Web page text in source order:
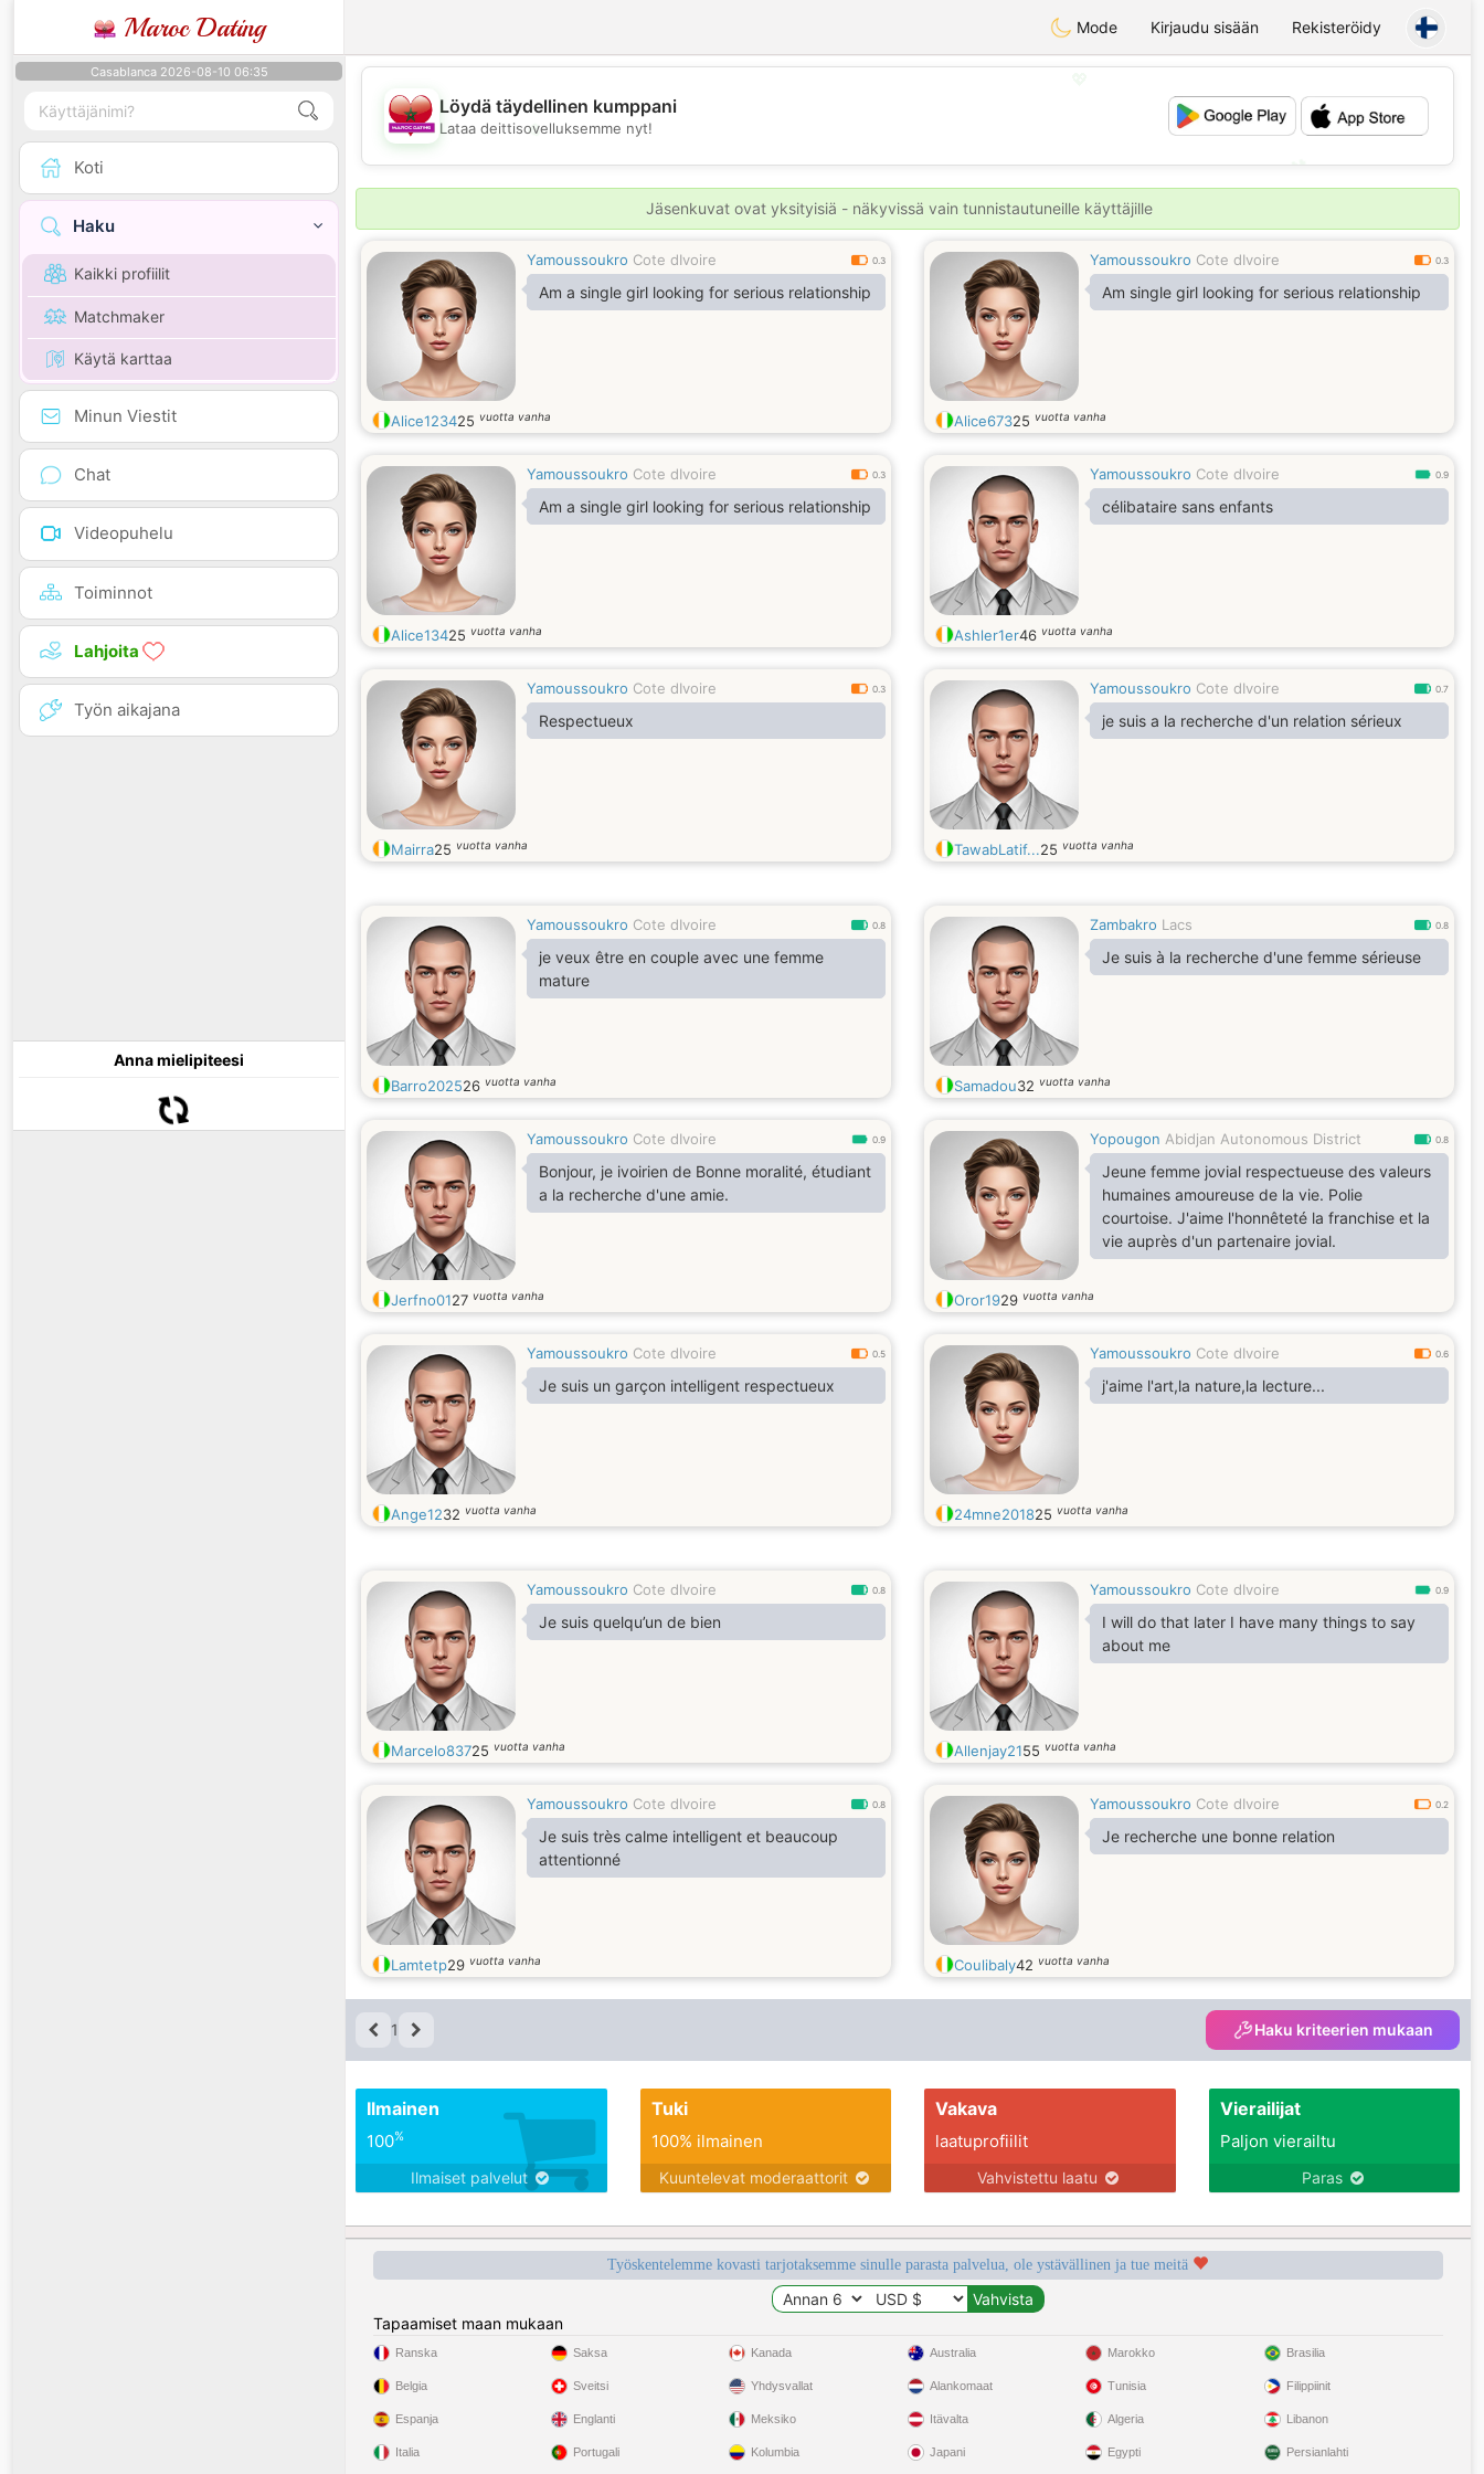
Maroc Dating Mode Kirjaudu sisään Rekisteröidy
Casablanca 2026-08-10 06:35
Koti
Haku
Kaikki profiilit
Matchmaker
Käytä karttaa
Minun Viestit
Chat
Videopuhelu
Toiminnot
Lahjoita
Työn aikajana
Anna mielipiteesi
💕
Löydä täydellinen kumppani
Lataa deittisovelluksemme nyt!
Jäsenkuvat ovat yksityisiä - näkyvissä vain tunnistautuneille käyttäjille
Yamoussoukro Cote dIvoire 0.3
Am a single girl looking for serious relationship
Alice123425 vuotta vanha
Yamoussoukro Cote dIvoire 0.3
Am single girl looking for serious relationship
Alice67325 vuotta vanha
Yamoussoukro Cote dIvoire 0.3
Am a single girl looking for serious relationship
Alice13425 vuotta vanha
Yamoussoukro Cote dIvoire 0.9
célibataire sans enfants
Ashler1er46 vuotta vanha
Yamoussoukro Cote dIvoire 0.3
Respectueux
Mairra25 vuotta vanha
Yamoussoukro Cote dIvoire 0.7
je suis a la recherche d'un relation sérieux
TawabLatif...25 vuotta vanha
Yamoussoukro Cote dIvoire 0.8
je veux être en couple avec une femme
mature
Barro202526 vuotta vanha
Zambakro Lacs 0.8
Je suis à la recherche d'une femme sérieuse
Samadou32 vuotta vanha
Yamoussoukro Cote dIvoire 0.9
Bonjour, je ivoirien de Bonne moralité, étudiant
a la recherche d'une amie.
Jerfno0127 vuotta vanha
Yopougon Abidjan Autonomous District 0.8
Jeune femme jovial respectueuse des valeurs
humaines amoureuse de la vie. Polie
courtoise. J'aime l'honnêteté la franchise et la
vie auprès d'un partenaire jovial.
Oror1929 vuotta vanha
Yamoussoukro Cote dIvoire 0.5
Je suis un garçon intelligent respectueux
Ange1232 vuotta vanha
Yamoussoukro Cote dIvoire 0.6
j'aime l'art,la nature,la lecture...
24mne201825 vuotta vanha
Yamoussoukro Cote dIvoire 0.8
Je suis quelqu’un de bien
Marcelo83725 vuotta vanha
Yamoussoukro Cote dIvoire 0.9
I will do that later I have many things to say
about me
Allenjay2155 vuotta vanha
Yamoussoukro Cote dIvoire 0.8
Je suis très calme intelligent et beaucoup
attentionné
Lamtetp29 vuotta vanha
Yamoussoukro Cote dIvoire 0.2
Je recherche une bonne relation
Coulibaly42 vuotta vanha
1 Haku kriteerien mukaan
Ilmainen
100%
Ilmaiset palvelut
Tuki
100% ilmainen
Kuuntelevat moderaattorit
Vakava
laatuprofiilit
Vahvistettu laatu
Vierailijat
Paljon vierailtu
Paras
Työskentelemme kovasti tarjotaksemme sinulle parasta palvelua, ole ystävällinen ja tue meitä
Tapaamiset maan mukaan
Ranska
Belgia
Espanja
Italia
Saksa
Sveitsi
Englanti
Portugali
Kanada
Yhdysvallat
Meksiko
Kolumbia
Australia
Alankomaat
Itävalta
Japani
Marokko
Tunisia
Algeria
Egypti
Brasilia
Filippiinit
Libanon
Persianlahti